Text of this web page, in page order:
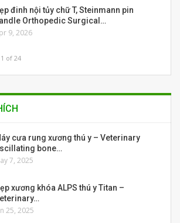
đinh nội tủy chữ T, Steinmann pin
Orthopedic Surgical…
9, 2026
1 of 24
cưa rung xương thú y – Veterinary
bone…
7, 2025
xương khóa ALPS thú y Titan –
25, 2025